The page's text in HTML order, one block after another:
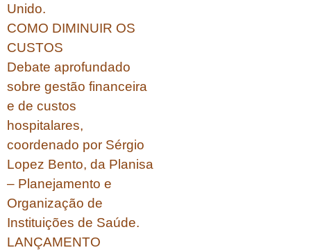
Unido.
COMO DIMINUIR OS
CUSTOS
Debate aprofundado
sobre gestão financeira
e de custos
hospitalares,
coordenado por Sérgio
Lopez Bento, da Planisa
– Planejamento e
Organização de
Instituições de Saúde.
LANÇAMENTO